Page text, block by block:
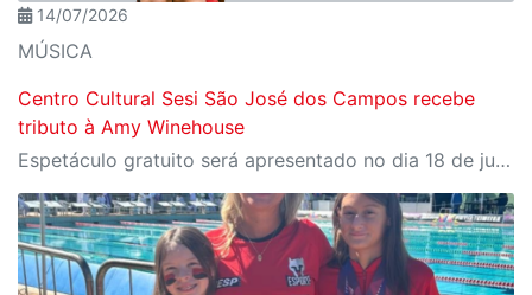
14/07/2026
MÚSICA
Centro Cultural Sesi São José dos Campos recebe
tributo à Amy Winehouse
Espetáculo gratuito será apresentado no dia 18 de julho, às 20h, no teatro da unidade